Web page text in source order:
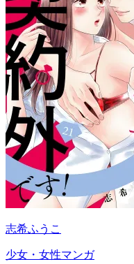
志希ふうこ
少女・女性マンガ